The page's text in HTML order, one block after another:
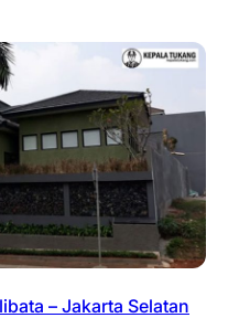
– Jakarta Selatan